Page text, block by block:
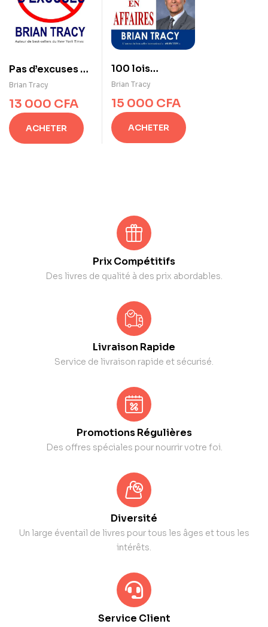
Pas d’excuses –
le pouvoir de
l’autodiscipline
Brian Tracy
13 000 CFA
ACHETER
100 lois
absolument
inébranlables
du succès en
affaires
Brian Tracy
15 000 CFA
ACHETER
Prix Compétitifs
Des livres de qualité à des prix abordables.
Livraison Rapide
Service de livraison rapide et sécurisé.
Promotions Régulières
Des offres spéciales pour nourrir votre foi.
Diversité
Un large éventail de livres pour tous les âges et tous les
intérêts.
Service Client